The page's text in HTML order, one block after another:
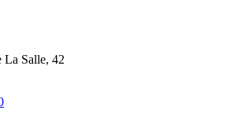
La Salle, 42